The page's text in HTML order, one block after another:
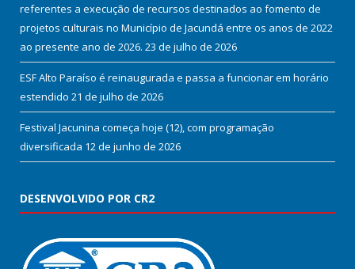
referentes a execução de recursos destinados ao fomento de
projetos culturais no Município de Jacundá entre os anos de 2022
ao presente ano de 2026. 23 de julho de 2026
ESF Alto Paraíso é reinaugurada e passa a funcionar em horário
estendido 21 de julho de 2026
Festival Jacunina começa hoje (12), com programação
diversificada 12 de junho de 2026
DESENVOLVIDO POR CR2